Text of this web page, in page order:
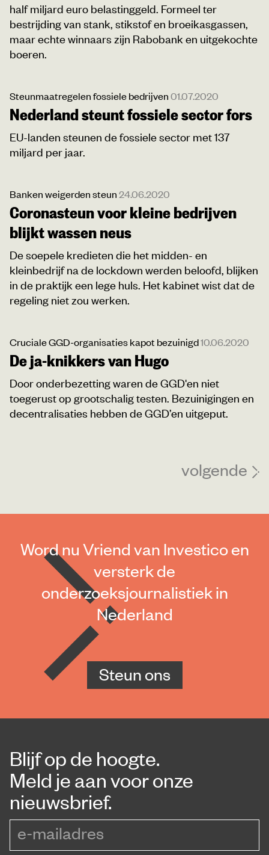
half miljard euro belastinggeld. Formeel ter
bestrijding van stank, stikstof en broeikasgassen,
maar echte winnaars zijn Rabobank en uitgekochte
boeren.
Steunmaatregelen fossiele bedrijven01.07.2020
Nederland steunt fossiele sector fors
EU-landen steunen de fossiele sector met 137
miljard per jaar.
Banken weigerden steun24.06.2020
Coronasteun voor kleine bedrijven
blijkt wassen neus
De soepele kredieten die het midden- en
kleinbedrijf na de lockdown werden beloofd, blijken
in de praktijk een lege huls. Het kabinet wist dat de
regeling niet zou werken.
Cruciale GGD-organisaties kapot bezuinigd10.06.2020
De ja-knikkers van Hugo
Door onderbezetting waren de GGD'en niet
toegerust op grootschalig testen. Bezuinigingen en
decentralisaties hebben de GGD’en uitgeput.
volgende
Word nu Vriend van Investico en
versterk de
onderzoeksjournalistiek in
Nederland
Steun ons
Blijf op de hoogte.
Meld je aan voor onze
nieuwsbrief.